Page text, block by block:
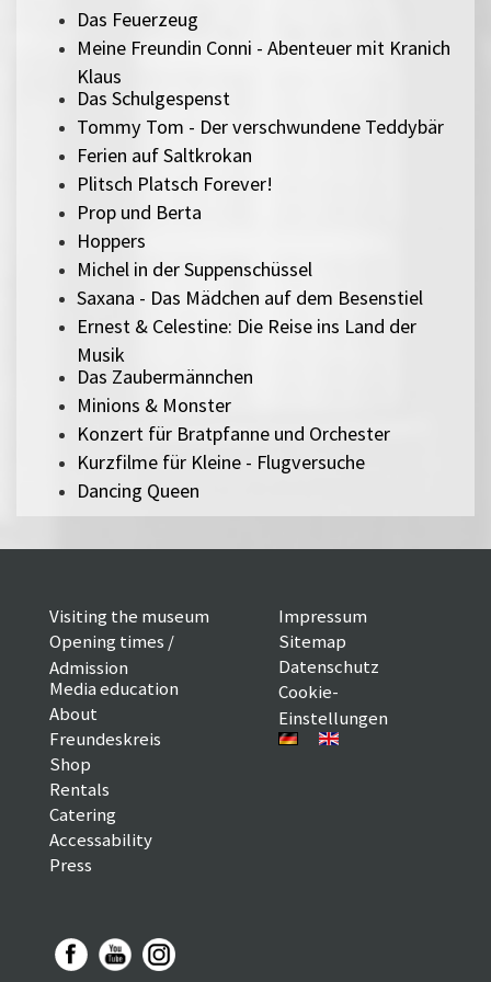
Das Feuerzeug
Meine Freundin Conni - Abenteuer mit Kranich
Klaus
Das Schulgespenst
Tommy Tom - Der verschwundene Teddybär
Ferien auf Saltkrokan
Plitsch Platsch Forever!
Prop und Berta
Hoppers
Michel in der Suppenschüssel
Saxana - Das Mädchen auf dem Besenstiel
Ernest & Celestine: Die Reise ins Land der
Musik
Das Zaubermännchen
Minions & Monster
Konzert für Bratpfanne und Orchester
Kurzfilme für Kleine - Flugversuche
Dancing Queen
Visiting the museum
Opening times /
Admission
Media education
About
Freundeskreis
Shop
Rentals
Catering
Accessability
Press
Impressum
Sitemap
Datenschutz
Cookie-
Einstellungen